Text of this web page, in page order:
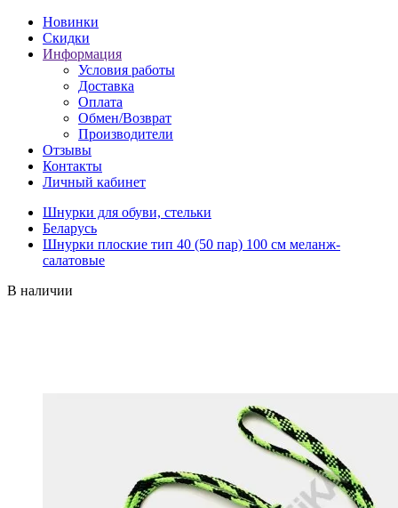
Новинки
Скидки
Информация
Условия работы
Доставка
Оплата
Обмен/Возврат
Производители
Отзывы
Контакты
Личный кабинет
Шнурки для обуви, стельки
Беларусь
Шнурки плоские тип 40 (50 пар) 100 см меланж-
салатовые
В наличии